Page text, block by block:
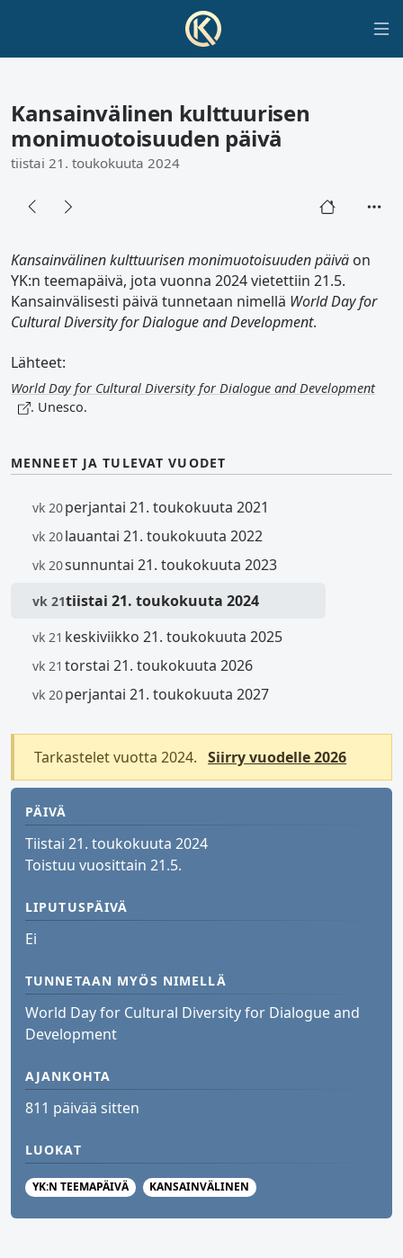
Kansainvälinen kulttuurisen
monimuotoisuuden päivä
tiistai 21. toukokuuta 2024
Kansainvälinen kulttuurisen monimuotoisuuden päivä on
YK:n teemapäivä, jota vuonna 2024 vietettiin 21.5.
Kansainvälisesti päivä tunnetaan nimellä World Day for
Cultural Diversity for Dialogue and Development.
Lähteet:
World Day for Cultural Diversity for Dialogue and Development
. Unesco.
MENNEET JA TULEVAT VUODET
vk 20perjantai 21. toukokuuta 2021
vk 20lauantai 21. toukokuuta 2022
vk 20sunnuntai 21. toukokuuta 2023
vk 21tiistai 21. toukokuuta 2024
vk 21 keskiviikko 21. toukokuuta 2025
vk 21 torstai 21. toukokuuta 2026
vk 20perjantai 21. toukokuuta 2027
Tarkastelet vuotta 2024. Siirry vuodelle 2026
PÄIVÄ
Tiistai 21. toukokuuta 2024
Toistuu vuosittain 21.5.
LIPUTUSPÄIVÄ
Ei
TUNNETAAN MYÖS NIMELLÄ
World Day for Cultural Diversity for Dialogue and
Development
AJANKOHTA
811 päivää sitten
LUOKAT
YK:N TEEMAPÄIVÄ KANSAINVÄLINEN